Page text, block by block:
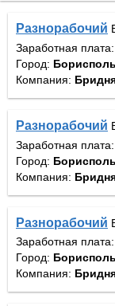
Разнорабочий
Заработная плата:
Город: Борисполь
Компания:
Разнорабочий
Заработная плата:
Город: Борисполь
Компания:
Разнорабочий
Заработная плата:
Город: Борисполь
Компания: